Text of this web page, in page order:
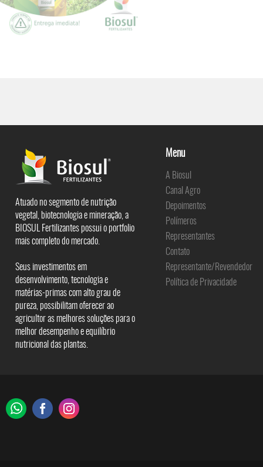
Atuado no segmento de nutrição
vegetal, biotecnologia e mineração, a
BIOSUL Fertilizantes possui o portfolio
mais completo do mercado.
Seus investimentos em
desenvolvimento, tecnologia e
matérias-primas com alto grau de
pureza, possibilitam oferecer ao
agricultor as melhores soluções para o
melhor desempenho e equilíbrio
nutricional das plantas.
Menu
A Biosul
Canal Agro
Depoimentos
Polímeros
Representantes
Contato
Representante/Revendedor
Política de Privacidade